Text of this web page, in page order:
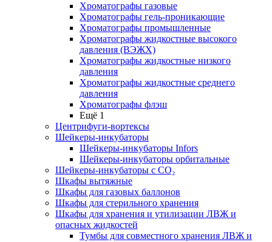
Хроматографы газовые
Хроматографы гель-проникающие
Хроматографы промышленные
Хроматографы жидкостные высокого
давления (ВЭЖХ)
Хроматографы жидкостные низкого
давления
Хроматографы жидкостные среднего
давления
Хроматографы флэш
Ещё 1
Центрифуги-вортексы
Шейкеры-инкубаторы
Шейкеры-инкубаторы Infors
Шейкеры-инкубаторы орбитальные
Шейкеры-инкубаторы с CО₂
Шкафы вытяжные
Шкафы для газовых баллонов
Шкафы для стерильного хранения
Шкафы для хранения и утилизации ЛВЖ и
опасных жидкостей
Тумбы для совместного хранения ЛВЖ и